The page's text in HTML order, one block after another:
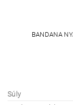
BANDANA
Súly